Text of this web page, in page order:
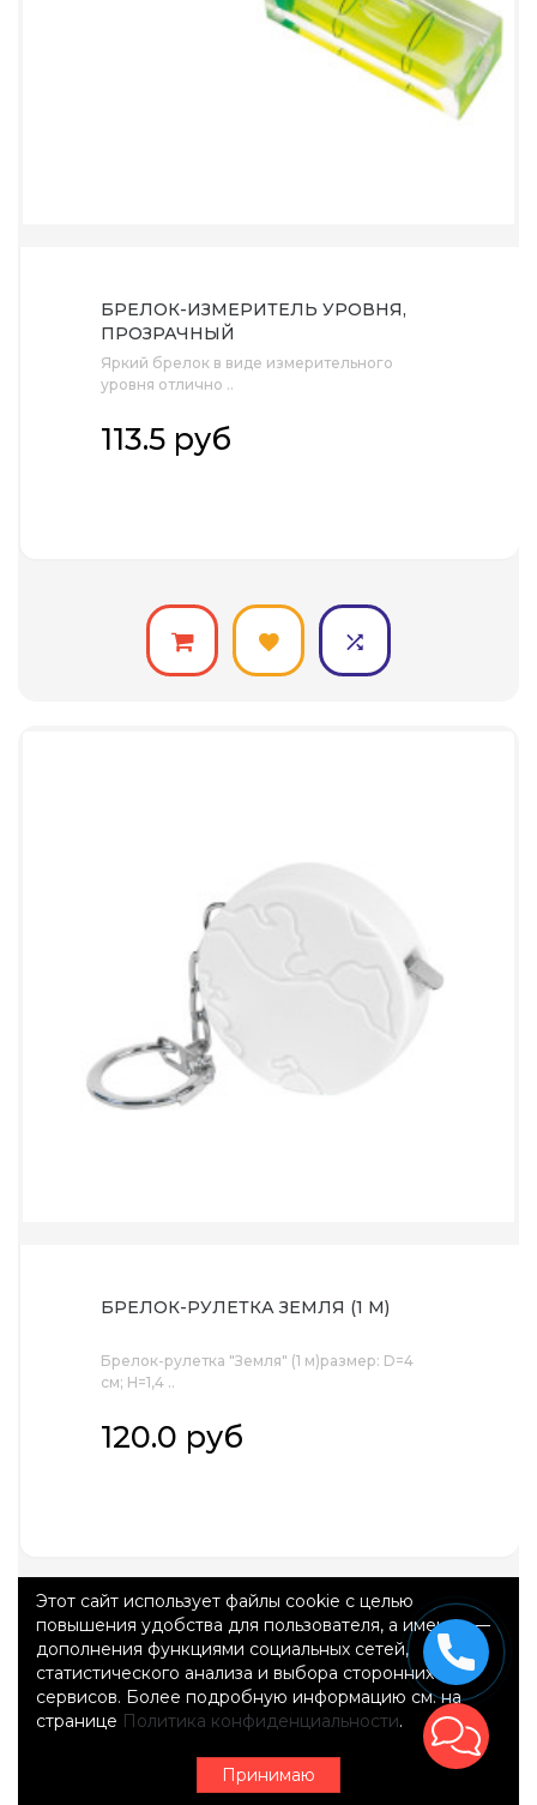
БРЕЛОК-ИЗМЕРИТЕЛЬ УРОВНЯ,
ПРОЗРАЧНЫЙ
Яркий брелок в виде измерительного
уровня отлично ..
113.5 руб
БРЕЛОК-РУЛЕТКА ЗЕМЛЯ (1 М)
Брелок-рулетка "Земля" (1 м)размер: D=4
см; H=1,4 ..
120.0 руб
Этот сайт использует файлы cookie с целью
повышения удобства для пользователя, а именно —
дополнения функциями социальных сетей,
статистического анализа и выбора сторонних
сервисов. Более подробную информацию см. на
странице Политика конфиденциальности.
Принимаю